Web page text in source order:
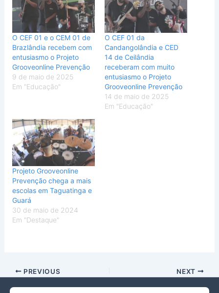
O CEF 01 e o CEM 01 de
Brazlândia recebem com
entusiasmo o Projeto
Grooveonline Prevenção
9 de maio de 2025
Em "Educação"
O CEF 01 da
Candangolândia e CED
14 de Ceilândia
receberam com muito
entusiasmo o Projeto
Grooveonline Prevenção
14 de maio de 2025
Em "Educação"
Projeto Grooveonline
Prevenção chega a mais
escolas em Taguatinga e
Guará
30 de maio de 2024
Em "Destaque"
PREVIOUS NEXT